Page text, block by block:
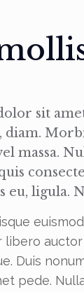
sit
diam.
massa.
ligula.
Duis
pede.